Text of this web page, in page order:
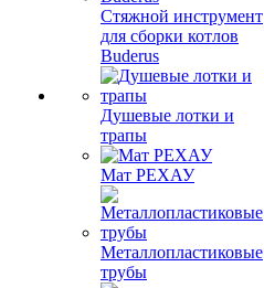
Стяжной инструмент
для сборки котлов
Buderus
Душевые лотки и
трапы
Мат РЕХАУ
Металлопластиковые
трубы